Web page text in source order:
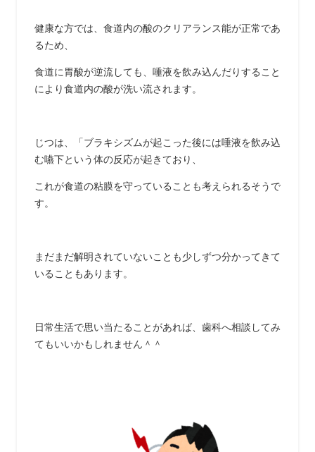
健康な方では、食道内の酸のクリアランス能が正常であ
るため、
食道に胃酸が逆流しても、唾液を飲み込んだりすること
により食道内の酸が洗い流されます。
じつは、「ブラキシズムが起こった後には唾液を飲み込
む嚥下という体の反応が起きており、
これが食道の粘膜を守っていることも考えられるそうで
す。
まだまだ解明されていないことも少しずつ分かってきて
いることもあります。
日常生活で思い当たることがあれば、歯科へ相談してみ
てもいいかもしれません＾＾